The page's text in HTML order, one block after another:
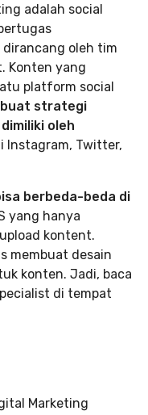
adalah social
oleh tim
Konten yang
platform social
strategi
oleh
Instagram, Twitter,
berbeda-beda di
yang hanya
kontent.
membuat desain
konten. Jadi, baca
di tempat